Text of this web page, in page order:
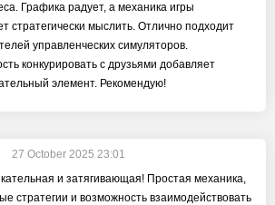
Графика радует, а механика игры
стратегически мыслить. Отлично подходит
управленческих симуляторов.
конкурировать с друзьями добавляет
элемент. Рекомендую!
27 October 2025 23:01
и затягивающая! Простая механика,
стратегии и возможность взаимодействовать